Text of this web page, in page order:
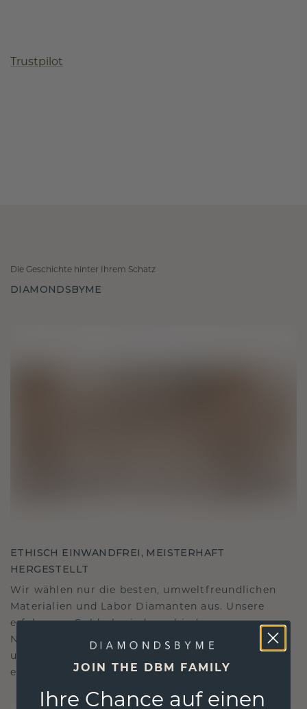
Trustpilot
Die Geschichte hinter Ihrem Schatz
DIAMONDSBYME
ETHISCH EINWANDFREI, MEISTERHAFT
HERGESTELLT
Wir wählen nur die besten, umweltfreundlichen
Materialien und Labor Diamanten aus. Unsere
erfahrenen Goldschmiede verbinden
Nachhaltigkeit mit beispielloser Handwerkskunst
und stellen so sicher, dass Ihr Schmuck ebenso
ethisch wie exquisit ist.JOIN THE DBM FAMILY
Ihre Chance auf einen